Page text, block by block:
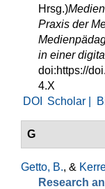
Hrsg.)
Praxis der
in einer
doi:https://
4.X
DOI
Scholar |
G
Getto, B., &
Research